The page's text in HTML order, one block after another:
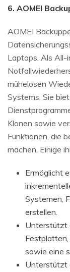
6. AOMEI
AOMEI
Laptops. Als All-
mühelosen
Systems. Sie
Klonen sowie
Funktionen, die
machen. Einige
Ermöglicht
Systemen,
erstellen.
Unterstützt
sowie eine
Unterstützt